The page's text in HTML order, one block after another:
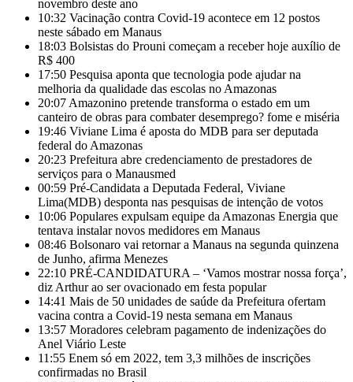
novembro deste ano
10:32 Vacinação contra Covid-19 acontece em 12 postos
neste sábado em Manaus
18:03 Bolsistas do Prouni começam a receber hoje auxílio de
R$ 400
17:50 Pesquisa aponta que tecnologia pode ajudar na
melhoria da qualidade das escolas no Amazonas
20:07 Amazonino pretende transforma o estado em um
canteiro de obras para combater desemprego? fome e miséria
19:46 Viviane Lima é aposta do MDB para ser deputada
federal do Amazonas
20:23 Prefeitura abre credenciamento de prestadores de
serviços para o Manausmed
00:59 Pré-Candidata a Deputada Federal, Viviane
Lima(MDB) desponta nas pesquisas de intenção de votos
10:06 Populares expulsam equipe da Amazonas Energia que
tentava instalar novos medidores em Manaus
08:46 Bolsonaro vai retornar a Manaus na segunda quinzena
de Junho, afirma Menezes
22:10 PRÉ-CANDIDATURA – ‘Vamos mostrar nossa força’,
diz Arthur ao ser ovacionado em festa popular
14:41 Mais de 50 unidades de saúde da Prefeitura ofertam
vacina contra a Covid-19 nesta semana em Manaus
13:57 Moradores celebram pagamento de indenizações do
Anel Viário Leste
11:55 Enem só em 2022, tem 3,3 milhões de inscrições
confirmadas no Brasil